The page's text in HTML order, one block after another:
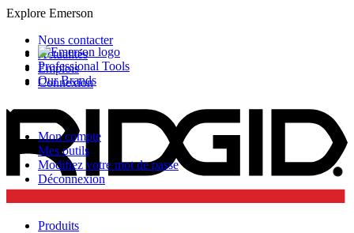
Explore Emerson
Professional Tools
Our Brands
Nous contacter
Actualités
Emplois
Connexion
Mon compte
Mes outils
Modifiez votre mot de passe
Déconnexion
Produits